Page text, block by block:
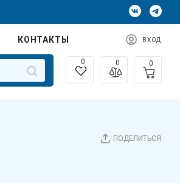
КОНТАКТЫ ВХОД
0 0 0
ПОДЕЛИТЬСЯ